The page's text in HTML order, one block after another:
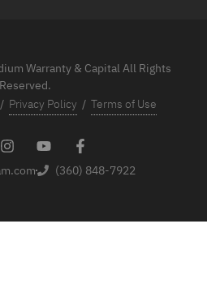
Warranty & Capital All Rights
Reserved.
/ Privacy Policy / Terms of Use
(360) 848-7922